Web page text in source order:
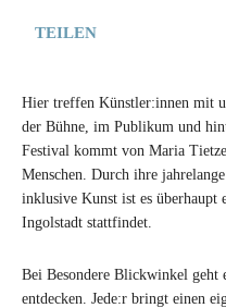
TEILEN
Hier treffen Künstler:innen mit
der Bühne, im Publikum und
Festival kommt von Maria
Menschen. Durch ihre
inklusive Kunst ist es überhaupt
Ingolstadt stattfindet.
Bei Besondere Blickwinkel geht
entdecken. Jede:r bringt einen